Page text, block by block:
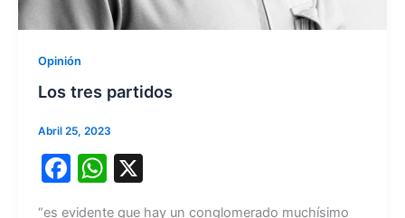
Opinión
Los tres partidos
Abril 25, 2023
F W X
“es evidente que hay un conglomerado muchísimo